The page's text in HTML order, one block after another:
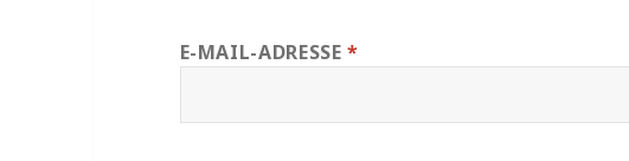
E-MAIL-ADRESSE*